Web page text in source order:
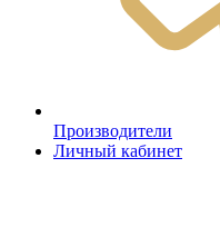
Производители
Личный кабинет